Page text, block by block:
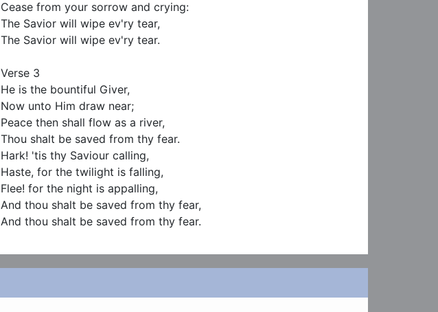
Cease from your sorrow and crying:
The Savior will wipe ev'ry tear,
The Savior will wipe ev'ry tear.
Verse 3
He is the bountiful Giver,
Now unto Him draw near;
Peace then shall flow as a river,
Thou shalt be saved from thy fear.
Hark! 'tis thy Saviour calling,
Haste, for the twilight is falling,
Flee! for the night is appalling,
And thou shalt be saved from thy fear,
And thou shalt be saved from thy fear.